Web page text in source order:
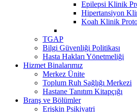
Epilepsi Klinik
Hipertansiyon
Koah Klinik
TGAP
Bilgi Güvenliği Politikası
Hasta Hakları Yönetmeliği
Hizmet Binalarımız
Merkez Ünite
Toplum Ruh Sağlığı Merkezi
Hastane Tanıtım Kitapçığı
Branş ve Bölümler
Erişkin Psikiyatri